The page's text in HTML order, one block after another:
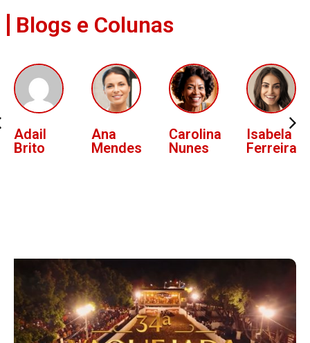
Blogs e Colunas
Ana
Mendes
Carolina
Nunes
Isabela
Ferreira
Lucas
Oliveira